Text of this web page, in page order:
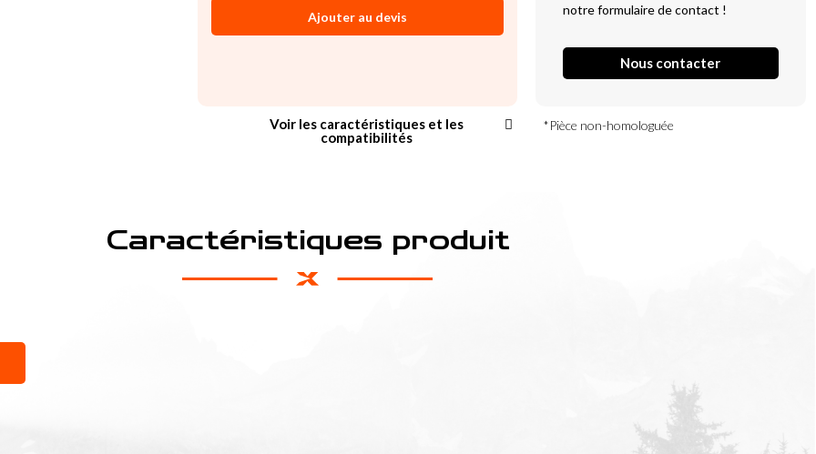
Ajouter au devis
notre formulaire de contact !
Nous contacter
Voir les caractéristiques et les
compatibilités
*Pièce non-homologuée
Caractéristiques produit